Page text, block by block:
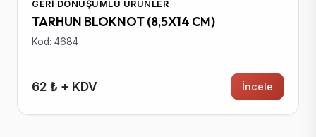
GERI DÖNÜŞÜMLÜ ÜRÜNLER
TARHUN BLOKNOT (8,5X14 CM)
Kod: 4684
62 ₺ + KDV İncele